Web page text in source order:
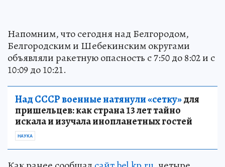
Напомним, что сегодня над Белгородом,
Белгородским и Шебекинским округами
объявляли ракетную опасность с 7:50 до 8:02 и с
10:09 до 10:21.
Над СССР военные натянули «сетку»для
пришельцев: как страна 13 лет тайно
искала и изучала инопланетных гостей
НАУКА